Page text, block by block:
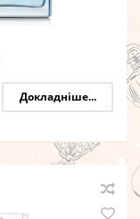
Докладніше...